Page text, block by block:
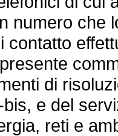
numero che
contatto
di
e del
reti e